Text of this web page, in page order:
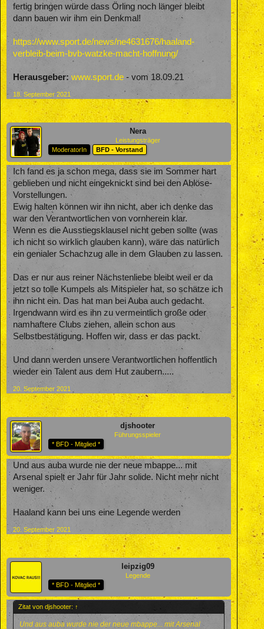
fertig bringen würde dass Örling noch länger bleibt
dann bauen wir ihm ein Denkmal!
https://www.sport.de/news/ne4631676/haaland-
verbleib-beim-bvb-watzke-macht-hoffnung/
Herausgeber: www.sport.de - vom 18.09.21
18. September 2021
Nera
Leistungsträger
ModeratorIn
BFD - Vorstand
Ich fand es ja schon mega, dass sie im Sommer hart
geblieben und nicht eingeknickt sind bei den Ablöse-
Vorstellungen.
Ewig halten können wir ihn nicht, aber ich denke das
war den Verantwortlichen von vornherein klar.
Wenn es die Ausstiegsklausel nicht geben sollte (was
ich nicht so wirklich glauben kann), wäre das natürlich
ein genialer Schachzug alle in dem Glauben zu lassen.
Das er nur aus reiner Nächstenliebe bleibt weil er da
jetzt so tolle Kumpels als Mitspieler hat, so schätze ich
ihn nicht ein. Das hat man bei Auba auch gedacht.
Irgendwann wird es ihn zu vermeintlich große oder
namhaftere Clubs ziehen, allein schon aus
Selbstbestätigung. Hoffen wir, dass er das packt.
Und dann werden unsere Verantwortlichen hoffentlich
wieder ein Talent aus dem Hut zaubern.....
20. September 2021
djshooter
Führungsspieler
* BFD - Mitglied *
Und aus auba wurde nie der neue mbappe... mit
Arsenal spielt er Jahr für Jahr solide. Nicht mehr nicht
weniger.
Haaland kann bei uns eine Legende werden
20. September 2021
leipzig09
Legende
* BFD - Mitglied *
Zitat von djshooter: ↑
Und aus auba wurde nie der neue mbappe... mit Arsenal